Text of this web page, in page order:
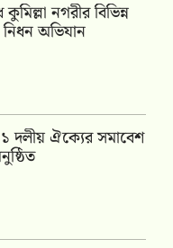
নগরীর বিভিন্ন
অভিযান
দলীয় ঐক্যের সমাবেশ